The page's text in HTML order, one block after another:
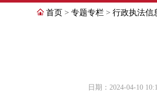
首页 > 专题专栏 > 行政执法信
日期：2024-04-10